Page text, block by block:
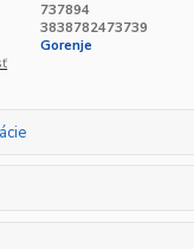
737894
3838782473739
Gorenje